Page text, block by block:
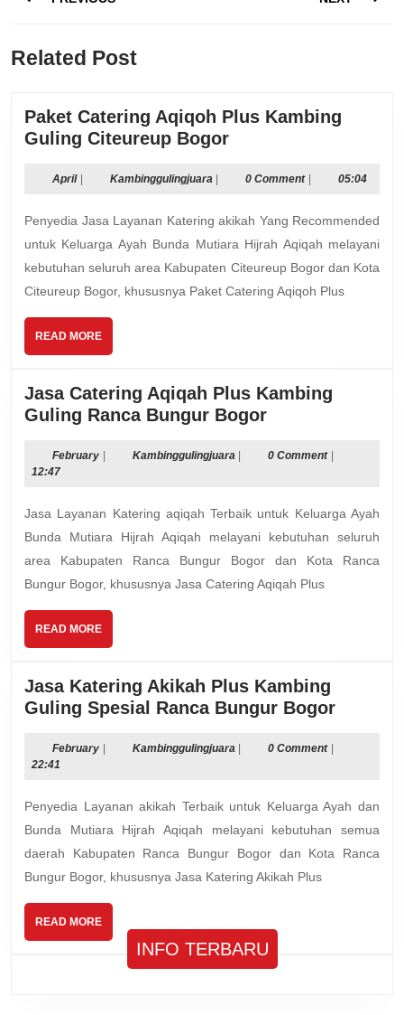
navigation
post:
Related Post
Paket Catering Aqiqoh Plus Kambing
Guling Citeureup BogorPaket
Aqiqoh
Kambing
Guling
Citeureup
Bogor
AprilApril KambinggulingjuaraKambinggulingjuara
0 Comment 05:04
Penyedia Jasa Layanan Katering akikah Yang Recommended
untuk Keluarga Ayah Bunda Mutiara Hijrah Aqiqah melayani
kebutuhan seluruh area Kabupaten Citeureup Bogor dan Kota
Citeureup Bogor, khususnya Paket Catering Aqiqoh Plus
READ MOREREAD
MORE
Jasa Catering Aqiqah Plus Kambing
Guling Ranca Bungur BogorJasa
Aqiqah
Guling
Ranca
Bungur
Bogor
FebruaryFebruaryKambinggulingjuaraKambinggulingjuara
0 Comment
12:47
Jasa Layanan Katering aqiqah Terbaik untuk Keluarga Ayah
Bunda Mutiara Hijrah Aqiqah melayani kebutuhan seluruh
area Kabupaten Ranca Bungur Bogor dan Kota Ranca
Bungur Bogor, khususnya Jasa Catering Aqiqah Plus
READ MOREREAD
MORE
Jasa Katering Akikah Plus Kambing
Guling Spesial Ranca Bungur BogorJasa
Guling
Spesial
Ranca
FebruaryFebruaryKambinggulingjuaraKambinggulingjuara
0 Comment
22:41
Penyedia Layanan akikah Terbaik untuk Keluarga Ayah dan
Bunda Mutiara Hijrah Aqiqah melayani kebutuhan semua
daerah Kabupaten Ranca Bungur Bogor dan Kota Ranca
Bungur Bogor, khususnya Jasa Katering Akikah Plus
READ MOREREAD
MORE
INFO TERBARU